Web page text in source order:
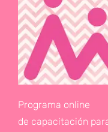
Programa online
de capacitación